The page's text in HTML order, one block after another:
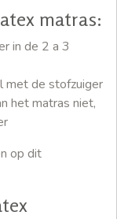
matras:
in de 2 a 3
met de stofzuiger
het matras niet,
op dit